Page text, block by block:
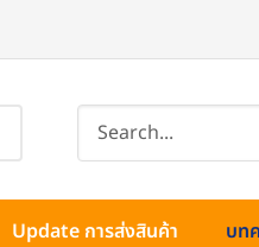
Update การส่งสินค้า บท